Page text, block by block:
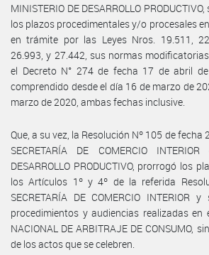
MINISTERIO DE DESARROLLO
los plazos procedimentales y/o procesales
en trámite por las Leyes Nros. 19.511,
26.993, y 27.442, sus normas
el Decreto N° 274 de fecha 17 de abril
comprendido desde el día 16 de marzo de
marzo de 2020, ambas fechas inclusive.
Que, a su vez, la Resolución Nº 105 de fecha
SECRETARÍA DE COMERCIO
DESARROLLO PRODUCTIVO, prorrogó los
los Artículos 1º y 4º de la referida
SECRETARÍA DE COMERCIO INTERIOR
procedimientos y audiencias realizadas en
NACIONAL DE ARBITRAJE DE CONSUMO,
de los actos que se celebren.